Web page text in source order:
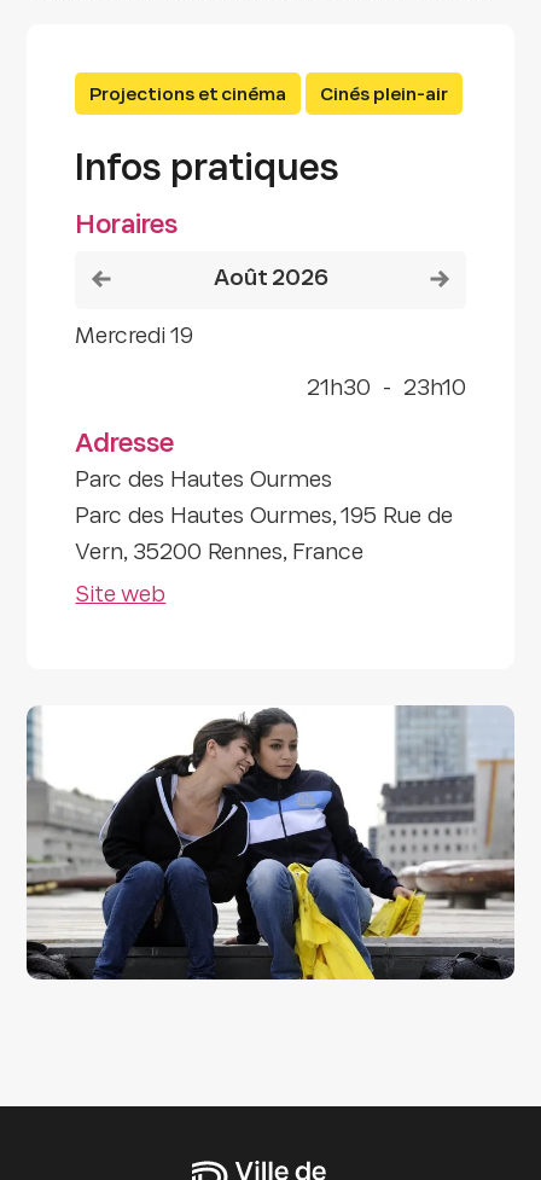
Projections et cinéma Cinés plein-air
Infos pratiques
Horaires
Voir le mois précédentaoût 2026
mercredi 19
21h30 - 23h10
Adresse
Parc des Hautes Ourmes
Parc des Hautes Ourmes, 195 Rue de
Vern, 35200 Rennes, France
Site web